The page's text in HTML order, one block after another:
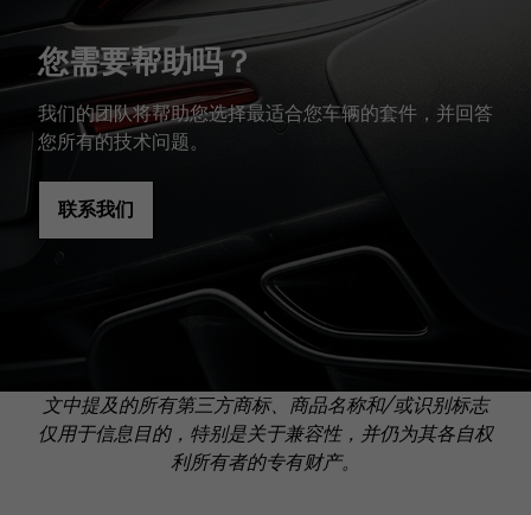
您需要帮助吗？
我们的团队将帮助您选择最适合您车辆的套件，并回答
您所有的技术问题。
联系我们
文中提及的所有第三方商标、商品名称和/或识别标志
仅用于信息目的，特别是关于兼容性，并仍为其各自权
利所有者的专有财产。